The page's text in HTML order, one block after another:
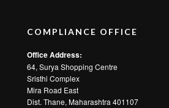
COMPLIANCE OFFICE
Office Address:
64, Surya Shopping Centre
Sristhi Complex
Mira Road East
Dist. Thane, Maharashtra 401107